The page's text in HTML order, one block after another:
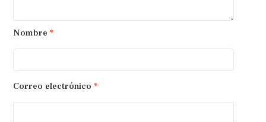
Nombre *
Correo electrónico *